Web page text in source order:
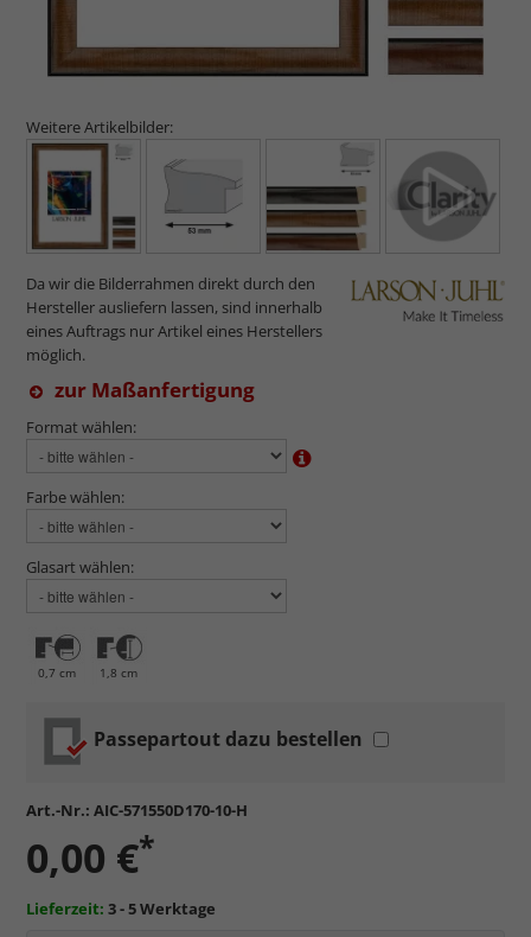
Weitere Artikelbilder:
Da wir die Bilderrahmen direkt durch den
Hersteller ausliefern lassen, sind innerhalb
eines Auftrags nur Artikel eines Herstellers
möglich.
zur Maßanfertigung
Format wählen:
Farbe wählen:
Glasart wählen:
0,7 cm 1,8 cm
Passepartout dazu bestellen
Art.-Nr.: AIC-571550D170-10-H
0,00 €*
Lieferzeit: 3 - 5 Werktage